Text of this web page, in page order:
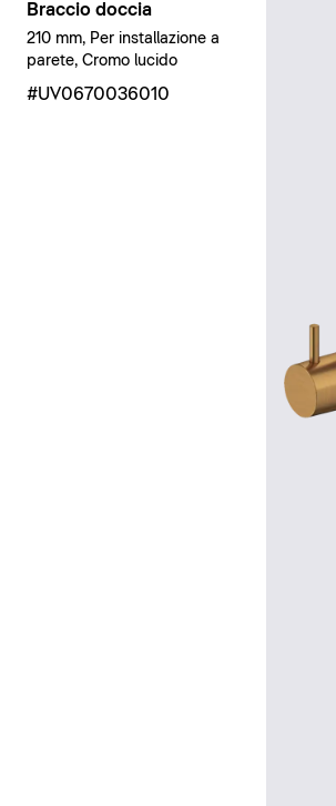
Braccio doccia
210 mm, Per installazione a
parete, Cromo lucido
#UV0670036010